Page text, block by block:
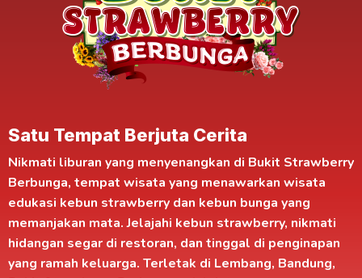
Nikmati liburan yang menyenangkan di Bukit Strawberry
Berbunga, tempat wisata yang menawarkan wisata
edukasi kebun strawberry dan kebun bunga yang
memanjakan mata. Jelajahi kebun strawberry, nikmati
hidangan segar di restoran, dan tinggal di penginapan
yang ramah keluarga. Terletak di Lembang, Bandung,
Satu Tempat Berjuta Cerita